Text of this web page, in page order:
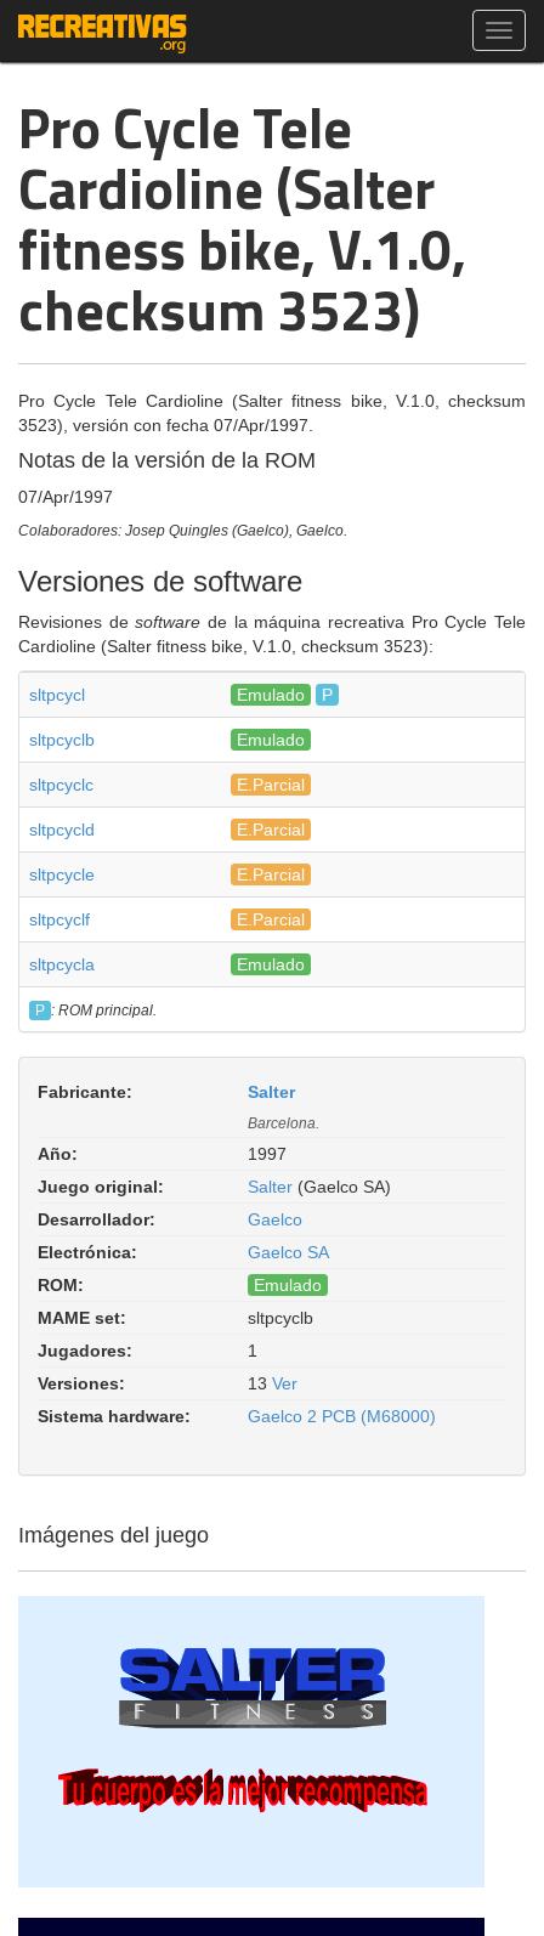
Pro Cycle Tele
Cardioline (Salter
fitness bike, V.1.0,
checksum 3523)
Pro Cycle Tele Cardioline (Salter fitness bike, V.1.0, checksum
3523), versión con fecha 07/Apr/1997.
Notas de la versión de la ROM
07/Apr/1997
Colaboradores: Josep Quingles (Gaelco), Gaelco.
Versiones de software
Revisiones desoftware de la máquina recreativa Pro Cycle Tele
Cardioline (Salter fitness bike, V.1.0, checksum 3523):
sltpcycl Emulado P
sltpcyclb Emulado
sltpcyclc E.Parcial
sltpcycld E.Parcial
sltpcycle E.Parcial
sltpcyclf E.Parcial
sltpcycla Emulado
P : ROM principal.
Fabricante: Salter
Barcelona.
Año:
1997
Juego original:
Salter (Gaelco SA)
Desarrollador:
Gaelco
Electrónica:
Gaelco SA
ROM:
Emulado
MAME set:
sltpcyclb
fitness bike, V.1.0, checksum 3523).
ROM Parent: sltpcycl. Driver:
Jugadores:
1
Versiones:
13 Ver
Sistema hardware:
Gaelco 2 PCB (M68000)
Imágenes del juego